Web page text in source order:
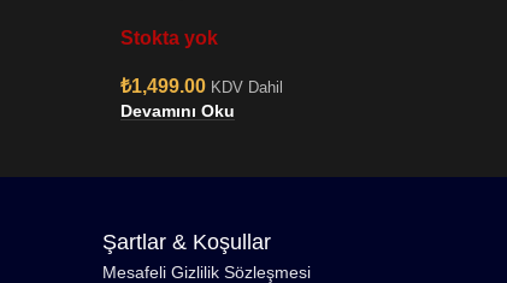
Stokta yok
₺1,499.00 KDV Dahil
Devamını Oku
Şartlar & Koşullar
Mesafeli Gizlilik Sözleşmesi